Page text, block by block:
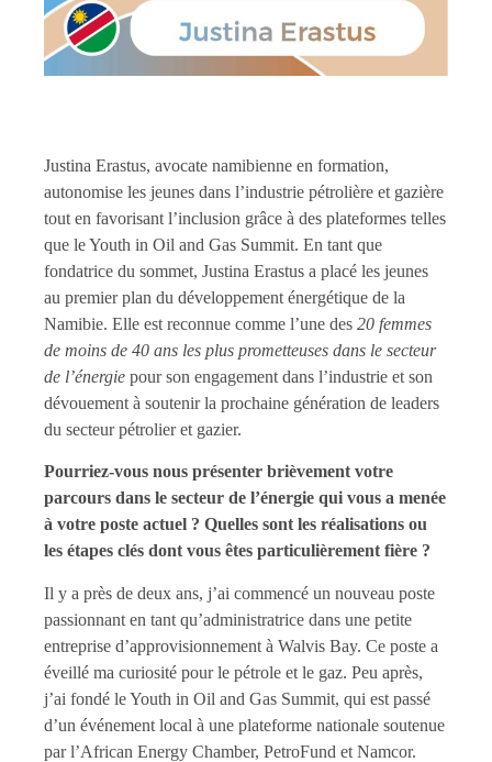
Justina Erastus, avocate namibienne en formation,
autonomise les jeunes dans l’industrie pétrolière et gazière
tout en favorisant l’inclusion grâce à des plateformes telles
que le Youth in Oil and Gas Summit. En tant que
fondatrice du sommet, Justina Erastus a placé les jeunes
au premier plan du développement énergétique de la
Namibie. Elle est reconnue comme l’une des 20 femmes
de moins de 40 ans les plus prometteuses dans le secteur
de l’énergie pour son engagement dans l’industrie et son
dévouement à soutenir la prochaine génération de leaders
du secteur pétrolier et gazier.
Pourriez-vous nous présenter brièvement votre
parcours dans le secteur de l’énergie qui vous a menée
à votre poste actuel ? Quelles sont les réalisations ou
les étapes clés dont vous êtes particulièrement fière ?
Il y a près de deux ans, j’ai commencé un nouveau poste
passionnant en tant qu’administratrice dans une petite
entreprise d’approvisionnement à Walvis Bay. Ce poste a
éveillé ma curiosité pour le pétrole et le gaz. Peu après,
j’ai fondé le Youth in Oil and Gas Summit, qui est passé
d’un événement local à une plateforme nationale soutenue
par l’African Energy Chamber, PetroFund et Namcor.